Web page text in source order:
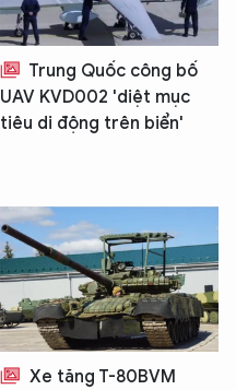
Trung Quốc công bố
UAV KVD002 'diệt mục
tiêu di động trên biển'
Xe tăng T-80BVM